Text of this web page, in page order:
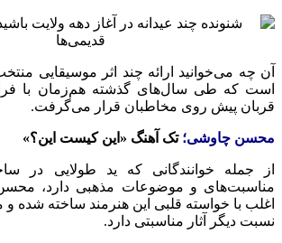
آن چه می‌خوانید ارائه چند اثر موسیقایی
است که طی سال‌های گذشته هم‌زمان با
قربان پیش روی مخاطبان قرار می‌گرفت.
محسن چاوشی؛ تک آهنگ «این کیست این؟»
از جمله خوانندگانی که ید طولایی در
مناسبت‌های و موضوعات مذهبی دارد،
اغلب با خواسته قلبی این هنرمند ساخته شده و
نسبت دیگر آثار مناسبتی دارد.